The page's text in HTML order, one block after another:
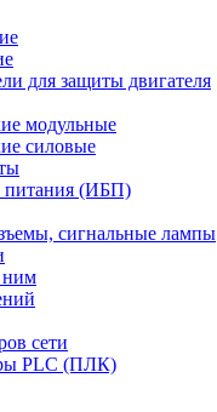
для защиты двигателя
модульные
силовые
питания (ИБП)
сигнальные лампы
ним
сети
PLC (ПЛК)